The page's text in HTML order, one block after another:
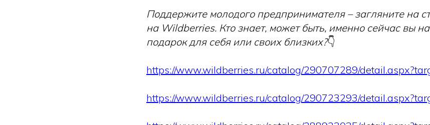
Поддержите молодого предпринимателя – загляните на
на Wildberries. Кто знает, может быть, именно сейчас вы
подарок для себя или своих близких?👇
https://www.wildberries.ru/catalog/290707289/
https://www.wildberries.ru/catalog/290723293/